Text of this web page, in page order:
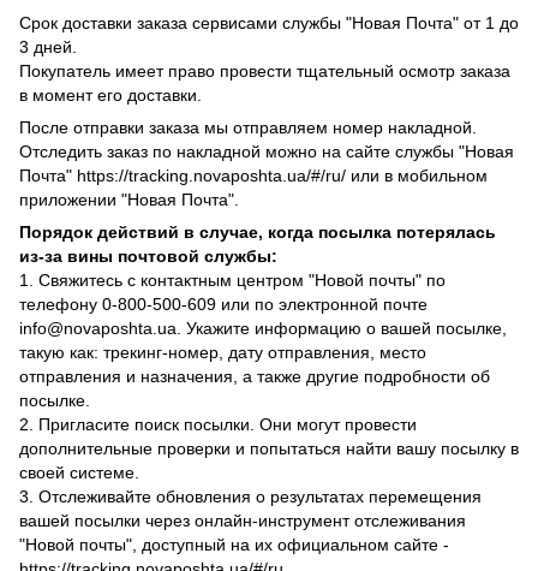
Срок доставки заказа сервисами службы "Новая Почта" от 1 до
3 дней.
Покупатель имеет право провести тщательный осмотр заказа
в момент его доставки.
После отправки заказа мы отправляем номер накладной.
Отследить заказ по накладной можно на сайте службы "Новая
Почта" https://tracking.novaposhta.ua/#/ru/ или в мобильном
приложении "Новая Почта".
Порядок действий в случае, когда посылка потерялась
из-за вины почтовой службы:
1. Свяжитесь с контактным центром "Новой почты" по
телефону 0-800-500-609 или по электронной почте
info@novaposhta.ua. Укажите информацию о вашей посылке,
такую как: трекинг-номер, дату отправления, место
отправления и назначения, а также другие подробности об
посылке.
2. Пригласите поиск посылки. Они могут провести
дополнительные проверки и попытаться найти вашу посылку в
своей системе.
3. Отслеживайте обновления о результатах перемещения
вашей посылки через онлайн-инструмент отслеживания
"Новой почты", доступный на их официальном сайте -